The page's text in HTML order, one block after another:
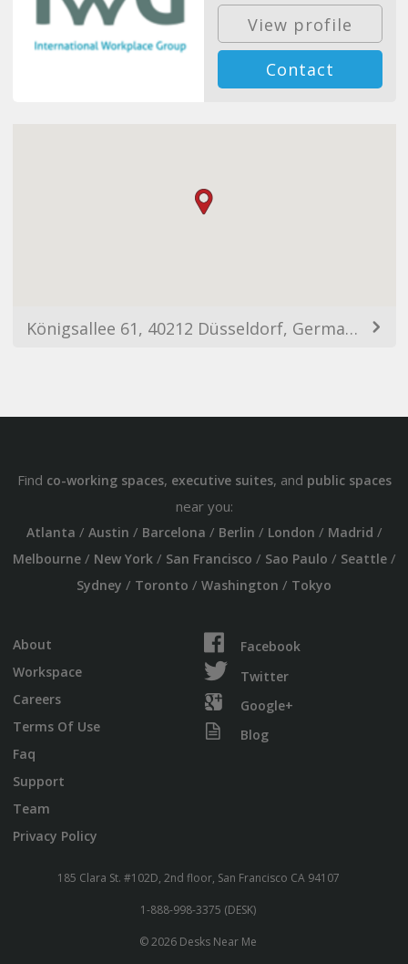
View profile
Contact
Königsallee 61, 40212 Düsseldorf, Germany
Find co-working spaces, executive suites, and public spaces
near you:
Atlanta / Austin / Barcelona / Berlin / London / Madrid /
Melbourne/ New York/ San Francisco / Sao Paulo / Seattle/
Sydney / Toronto / Washington / Tokyo
About
Workspace
Careers
Terms Of Use
Faq
Support
Team
Privacy Policy
Facebook
Twitter
Google+
Blog
185 Clara St. #102D, 2nd floor, San Francisco CA 94107
1-888-998-3375 (DESK)
© 2026 Desks Near Me